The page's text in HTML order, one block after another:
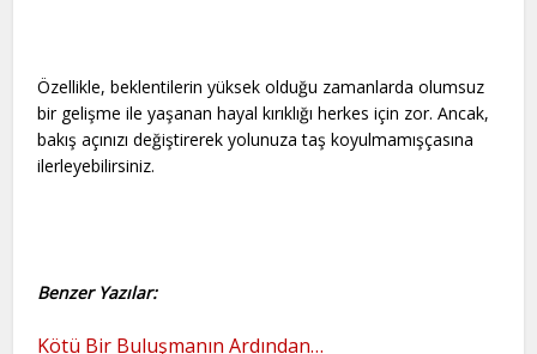
Özellikle, beklentilerin yüksek olduğu zamanlarda olumsuz
bir gelişme ile yaşanan hayal kırıklığı herkes için zor. Ancak,
bakış açınızı değiştirerek yolunuza taş koyulmamışçasına
ilerleyebilirsiniz.
Benzer Yazılar:
Kötü Bir Buluşmanın Ardından…